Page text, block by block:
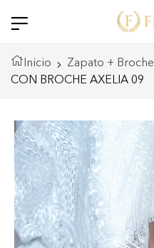
Inicio Zapato + Broche
CON BROCHE AXELIA 09